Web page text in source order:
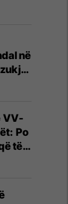
në
në
VV-
Po
të